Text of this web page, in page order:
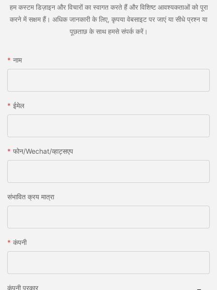
हम कस्टम डिज़ाइन और विचारों का स्वागत करते हैं और विशिष्ट आवश्यकताओं को पूरा
करने में सक्षम हैं। अधिक जानकारी के लिए, कृपया वेबसाइट पर जाएं या सीधे प्रश्न या
पूछताछ के साथ हमसे संपर्क करें।
नाम
ईमेल
फोन/wechat/व्हाट्सएप
संभावित क्रय मात्रा
कंपनी
कंपनी प्रकार